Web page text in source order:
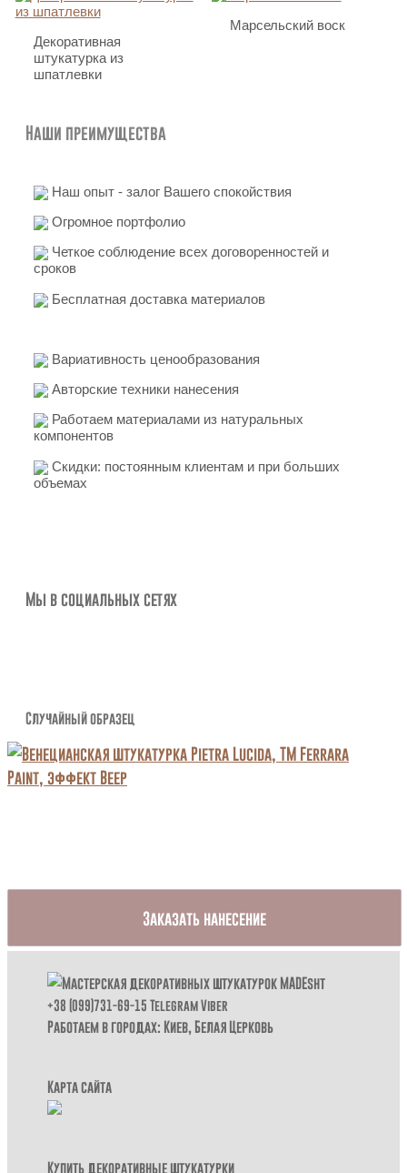
Декоративная
штукатурка из
шпатлевки
Марсельский воск
Наши преимущества
Наш опыт - залог Вашего спокойствия
Огромное портфолио
Четкое соблюдение всех договоренностей и
сроков
Бесплатная доставка материалов
Вариативность ценообразования
Авторские техники нанесения
Работаем материалами из натуральных
компонентов
Скидки: постоянным клиентам и при больших
объемах
Мы в социальных сетях
Случайный образец
Заказать нанесение
+38 (099)731-69-15 TelegramViber
Работаем в городах: Киев,Белая Церковь
Карта сайта
Купить декоративные штукатурки